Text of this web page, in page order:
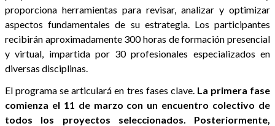
proporciona herramientas para revisar, analizar y optimizar
aspectos fundamentales de su estrategia. Los participantes
recibirán aproximadamente 300 horas de formación presencial
y virtual, impartida por 30 profesionales especializados en
diversas disciplinas.
El programa se articulará en tres fases clave. La primera fase
comienza el 11 de marzo con un encuentro colectivo de
todos los proyectos seleccionados. Posteriormente,